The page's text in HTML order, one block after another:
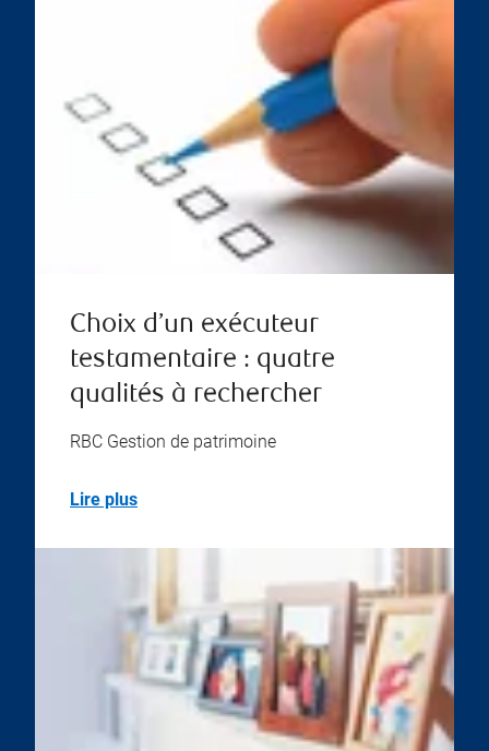
Choix d’un exécuteur
testamentaire : quatre
qualités à rechercher
RBC Gestion de patrimoine
Lire plus